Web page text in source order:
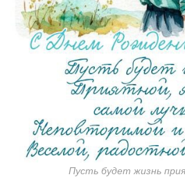
Пусть будет жизнь